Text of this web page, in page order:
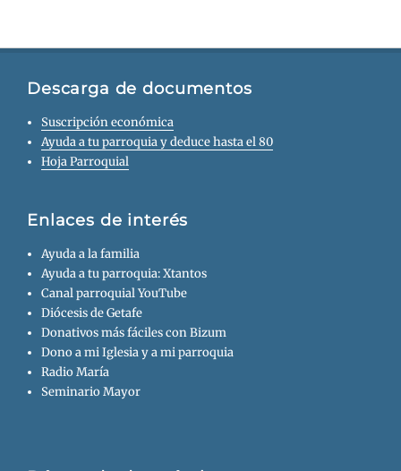
Descarga de documentos
Suscripción económica
Ayuda a tu parroquia y deduce hasta el 80
Hoja Parroquial
Enlaces de interés
Ayuda a la familia
Ayuda a tu parroquia: Xtantos
Canal parroquial YouTube
Diócesis de Getafe
Donativos más fáciles con Bizum
Dono a mi Iglesia y a mi parroquia
Radio María
Seminario Mayor